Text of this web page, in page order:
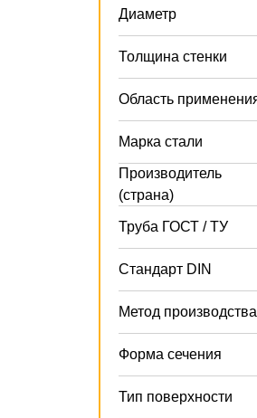
Диаметр
Толщина стенки
Область
Марка стали
Производитель
(страна)
Труба ГОСТ / ТУ
Стандарт DIN
Метод производства
Форма сечения
Тип поверхности